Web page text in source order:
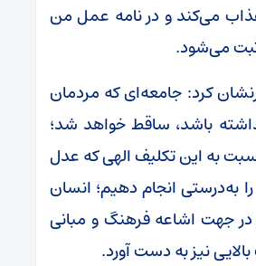
می‌کند و در نامه عمل من
می‌شود.
کرد: جامعه‌ای که مردمان
باشد، ساقط خواهد شد؛
به این تکلیف الهی که عدل
به‌درستی انجام دهیم؛ انسان
در جهت اشاعه فرهنگ و مبانی
نیز به دست آورد.